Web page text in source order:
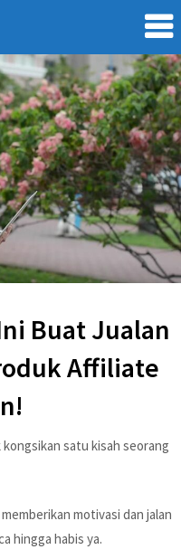
Buat Jualan
Affiliate
satu kisah seorang
motivasi dan jalan
hingga habis ya.